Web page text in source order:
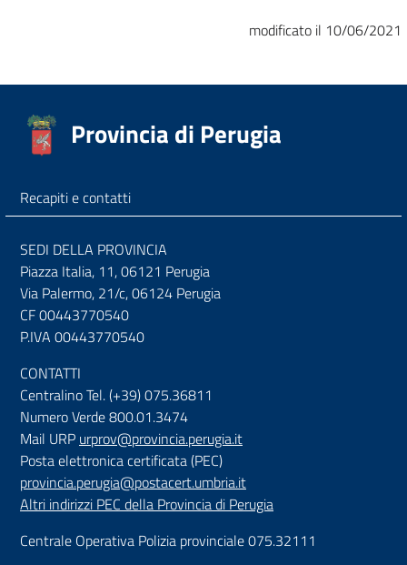
modificato il 10/06/2021
Provincia di Perugia
Recapiti e contatti
SEDI DELLA PROVINCIA
Piazza Italia, 11, 06121 Perugia
Via Palermo, 21/c, 06124 Perugia
CF 00443770540
P.IVA 00443770540
CONTATTI
Centralino Tel. (+39) 075.36811
Numero Verde 800.01.3474
Mail URP urprov@provincia.perugia.it
Posta elettronica certificata (PEC)
provincia.perugia@postacert.umbria.it
Altri indirizzi PEC della Provincia di Perugia
Centrale Operativa Polizia provinciale 075.32111